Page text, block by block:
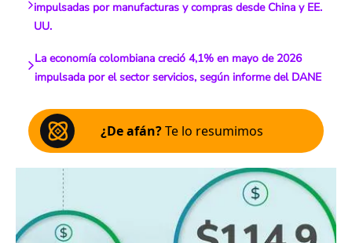
impulsadas por manufacturas y compras desde China y EE.
UU.
La economía colombiana creció 4,1% en mayo de 2026
impulsada por el sector servicios, según informe del DANE
¿De afán?Te lo resumimos